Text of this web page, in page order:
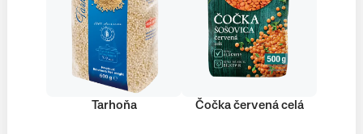
Tarhoňa Čočka červená celá